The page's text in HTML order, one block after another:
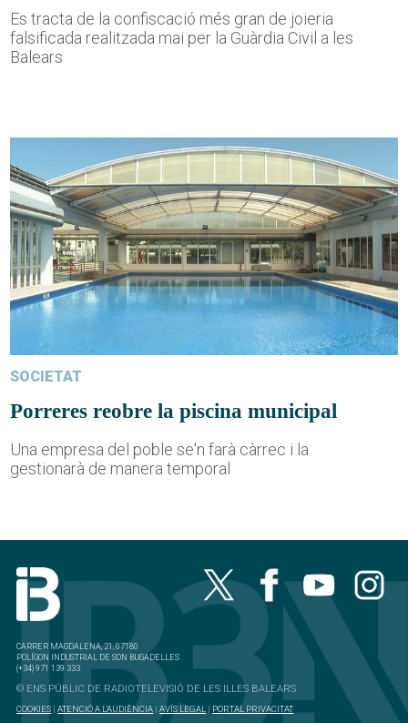
Es tracta de la confiscació més gran de joieria
falsificada realitzada mai per la Guàrdia Civil a les
Balears
SOCIETAT
Porreres reobre la piscina municipal
Una empresa del poble se'n farà càrrec i la
gestionarà de manera temporal
CARRER MAGDALENA, 21, 07180
POLÍGON INDUSTRIAL DE SON BUGADELLES
(+34) 971 139 333
© ENS PÚBLIC DE RADIOTELEVISIÓ DE LES ILLES BALEARS
COOKIES |ATENCIÓ A L'AUDIÈNCIA |AVÍS LEGAL | PORTAL PRIVACITAT